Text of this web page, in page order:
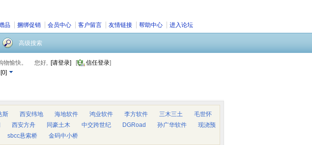
品 捆绑促销 会员中心 客户留言 友情链接 帮助中心 进入论坛
高级搜索
物愉快。 您好, [请登录] [ 信任登录]
0]
斯 西安纬地 海地软件 鸿业软件 李方软件 三木三土
毛世怀
西安方舟 同豪土木 中交跨世纪 DGRoad 孙广华软件
现浇预
sbcc悬索桥 金码中小桥